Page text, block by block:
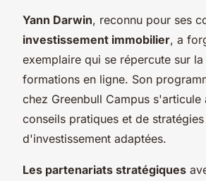
Yann Darwin, reconnu pour ses
investissement immobilier, a
exemplaire qui se répercute sur
formations en ligne. Son
chez Greenbull Campus s'articule
conseils pratiques et de stratégies
d'investissement adaptées.
Les partenariats stratégiques